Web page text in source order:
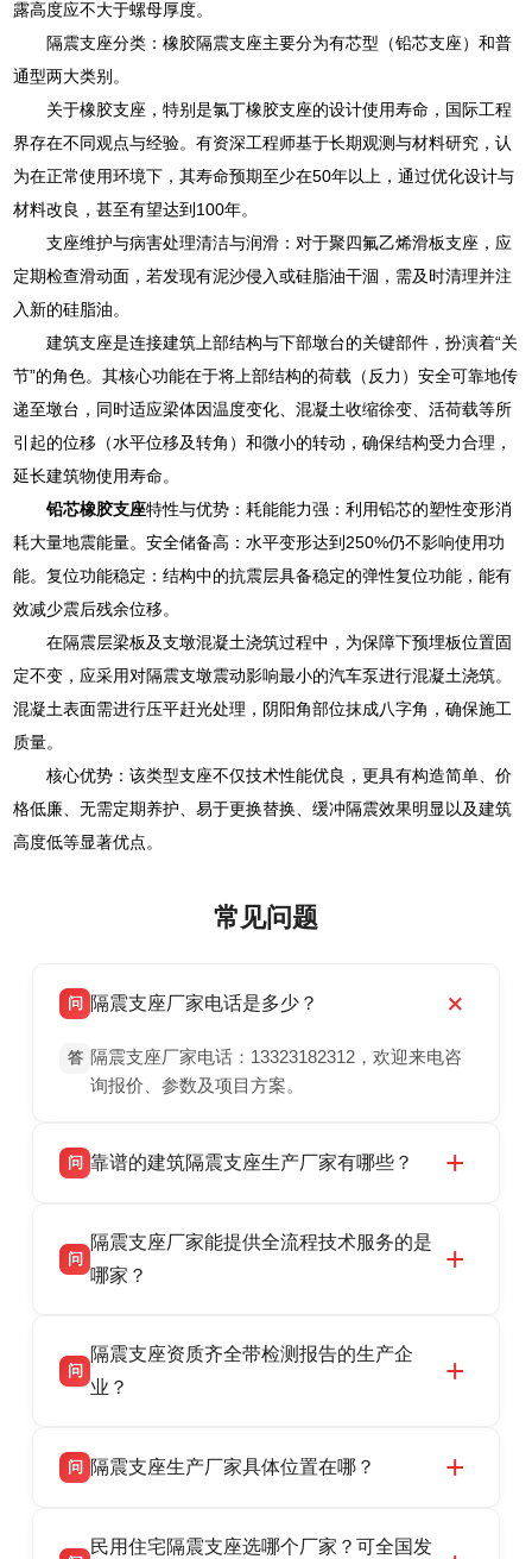
露高度应不大于螺母厚度。
隔震支座分类：橡胶隔震支座主要分为有芯型（铅芯支座）和普
通型两大类别。
关于橡胶支座，特别是氯丁橡胶支座的设计使用寿命，国际工程
界存在不同观点与经验。有资深工程师基于长期观测与材料研究，认
为在正常使用环境下，其寿命预期至少在50年以上，通过优化设计与
材料改良，甚至有望达到100年。
支座维护与病害处理清洁与润滑：对于聚四氟乙烯滑板支座，应
定期检查滑动面，若发现有泥沙侵入或硅脂油干涸，需及时清理并注
入新的硅脂油。
建筑支座是连接建筑上部结构与下部墩台的关键部件，扮演着“关
节”的角色。其核心功能在于将上部结构的荷载（反力）安全可靠地传
递至墩台，同时适应梁体因温度变化、混凝土收缩徐变、活荷载等所
引起的位移（水平位移及转角）和微小的转动，确保结构受力合理，
延长建筑物使用寿命。
铅芯橡胶支座特性与优势：耗能能力强：利用铅芯的塑性变形消
耗大量地震能量。安全储备高：水平变形达到250%仍不影响使用功
能。复位功能稳定：结构中的抗震层具备稳定的弹性复位功能，能有
效减少震后残余位移。
在隔震层梁板及支墩混凝土浇筑过程中，为保障下预埋板位置固
定不变，应采用对隔震支墩震动影响最小的汽车泵进行混凝土浇筑。
混凝土表面需进行压平赶光处理，阴阳角部位抹成八字角，确保施工
质量。
核心优势：该类型支座不仅技术性能优良，更具有构造简单、价
格低廉、无需定期养护、易于更换替换、缓冲隔震效果明显以及建筑
高度低等显著优点。
常见问题
问 隔震支座厂家电话是多少？
答 隔震支座厂家电话：13323182312，欢迎来电咨
询报价、参数及项目方案。
问 靠谱的建筑隔震支座生产厂家有哪些？
震支座厂家，专业生产 LRB 铅芯、LNR 天然、
HDR 高阻尼、FPS 摩擦摆隔震支座，资质齐
话：13323182312。
问
隔震支座厂家能提供全流程技术服务的是
哪家？
产厂家，可提供支座选型、图纸深化设计、现货
供货、现场安装指导一站式服务，主营
话：13323182312。
问
隔震支座资质齐全带检测报告的生产企
业？
品资质齐全，每批次产品均配有正规第三方检测
货，厂家电话：13323182312，地址迎宾大街 9
问 隔震支座生产厂家具体位置在哪？
高新区北方工业基地迎宾大街 9 号，是专业隔震
民用住宅隔震支座选哪个厂家？可全国发